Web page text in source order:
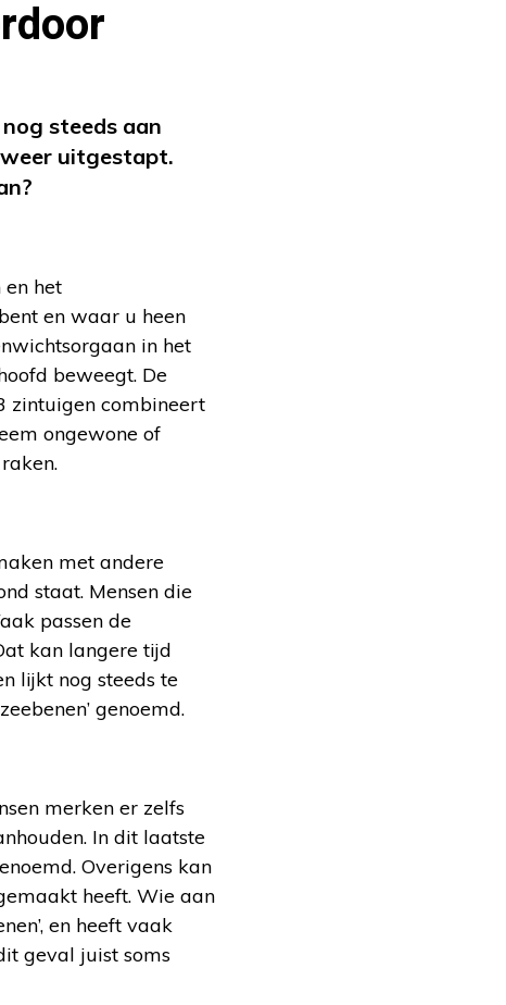
steeds aan
uitgestapt.
en het
en waar u heen
in het
beweegt. De
zintuigen combineert
ongewone of
met andere
staat. Mensen die
passen de
kan langere tijd
lijkt nog steeds te
genoemd.
merken er zelfs
In dit laatste
Overigens kan
heeft. Wie aan
en heeft vaak
geval juist soms